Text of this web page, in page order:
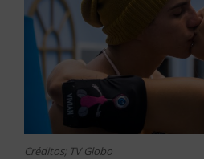
Créditos; TV Globo